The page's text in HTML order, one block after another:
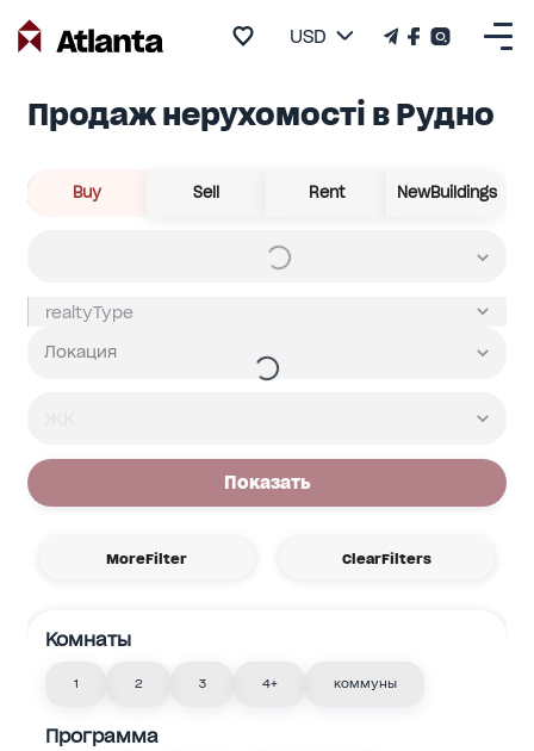
USD
Продаж нерухомості в Рудно
Buy Sell Rent NewBuildings
Показать
MoreFilter ClearFilters
Комнаты
1 2 3 4+ коммуны
Программа